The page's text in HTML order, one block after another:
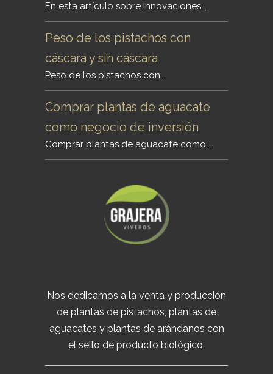
En esta artículo sobre Innovaciones...
Peso de los pistachos con
cáscara y sin cáscara
Peso de los pistachos con...
Comprar plantas de aguacate
como negocio de inversión
Comprar plantas de aguacate como...
Nos dedicamos a la venta y producción
de plantas de pistachos, plantas de
aguacates y plantas de arándanos con
el sello de producto biológico.